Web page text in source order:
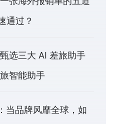
通过？
选三大 AI 差旅助手
智能助手
当品牌风靡全球，如